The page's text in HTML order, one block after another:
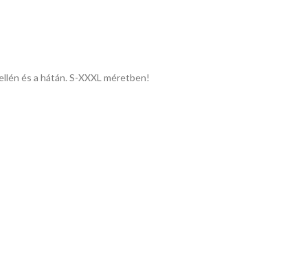
és a hátán. S-XXXL méretben!